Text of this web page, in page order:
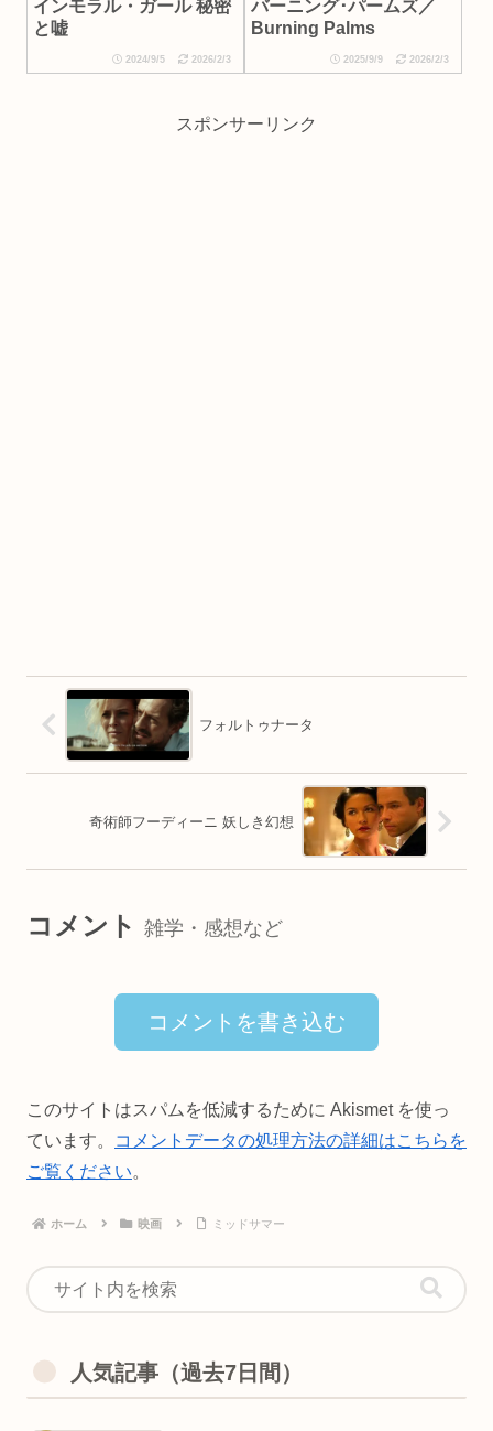
インモラル・ガール 秘密
と嘘
2024/9/5 2026/2/3
バーニング･パームズ／
Burning Palms
2025/9/9 2026/2/3
スポンサーリンク
フォルトゥナータ
奇術師フーディーニ 妖しき幻想
コメント 雑学・感想など
コメントを書き込む
このサイトはスパムを低減するために Akismet を使っ
ています。
コメントデータの処理方法の詳細はこちらを
ご覧ください。
ホーム 映画 ミッドサマー
人気記事（過去7日間）